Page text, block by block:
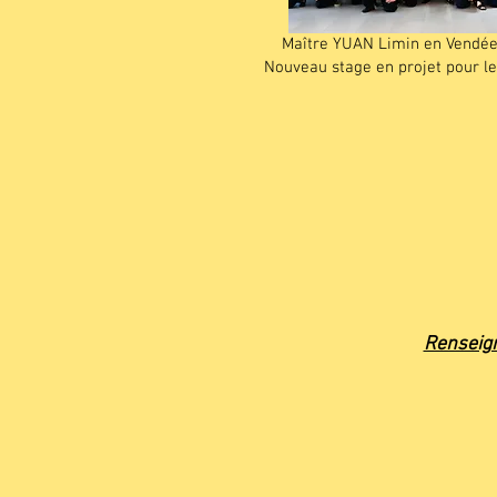
Maître YUAN Limin en
Nouveau stage en projet pour